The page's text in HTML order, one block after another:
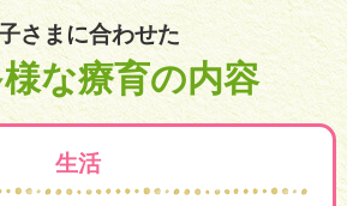
さまに合わせた
な療育の内容
生活